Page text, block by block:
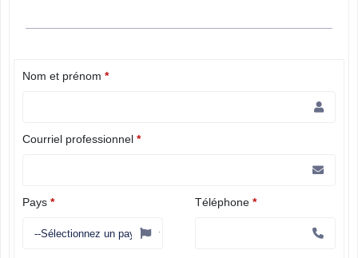
Nom et prénom *
Courriel professionnel *
Pays * Téléphone *